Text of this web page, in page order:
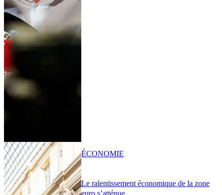
Le ralentissement économique de la zone
ÉCONOMIE